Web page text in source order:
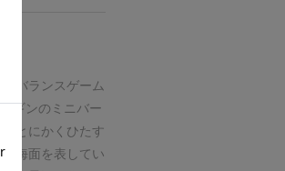
バランスゲーム
ギンのミニバー
とにかくひたす
海面を表してい